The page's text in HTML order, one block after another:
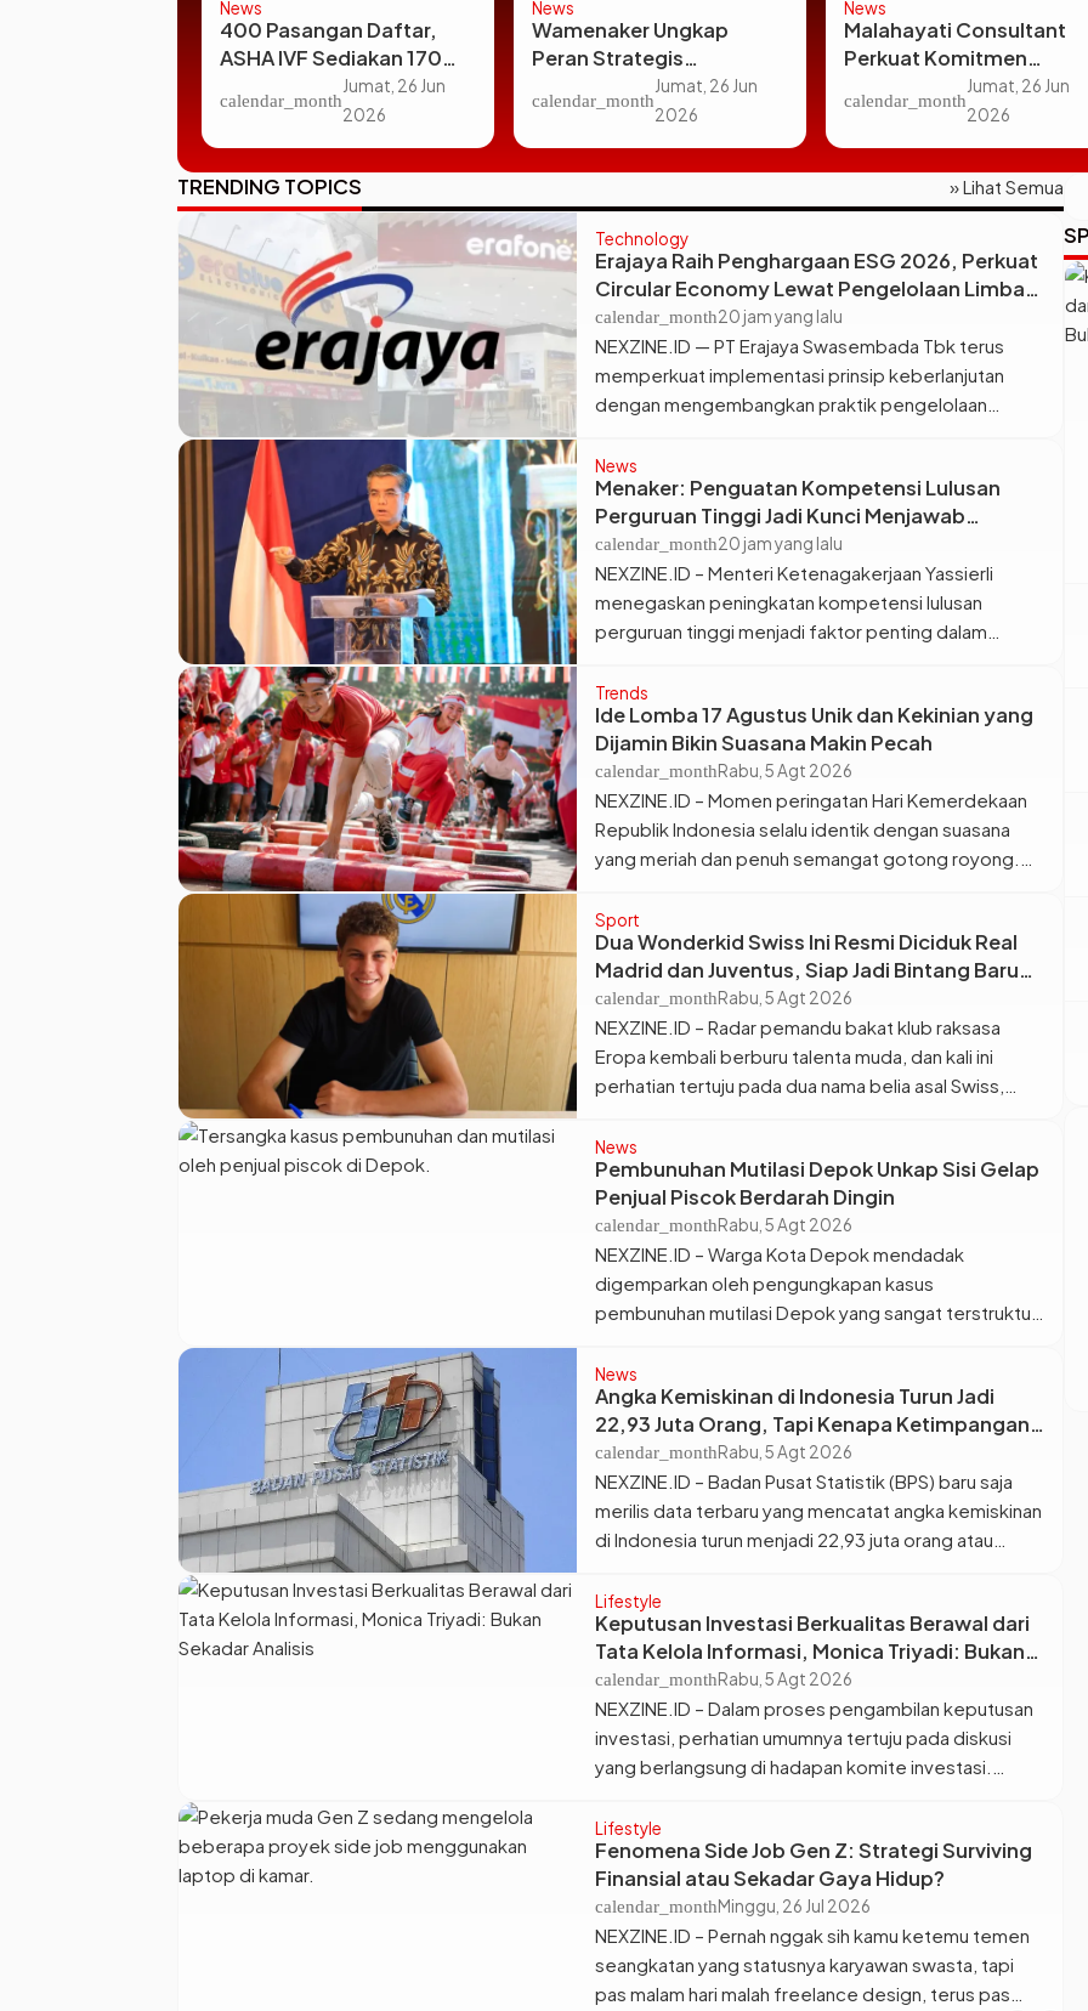
News
400 Pasangan Daftar,
ASHA IVF Sediakan 170
Pemeriksaan Kesuburan
Gratis di Surabaya
calendar_month
Jumat, 26 Jun
2026
News
Wamenaker Ungkap
Peran Strategis
Pariwisata dan Budaya
dalam Membuka
calendar_month
Jumat, 26 Jun
2026
News
Malahayati Consultant
Perkuat Komitmen
Edukasi Keuangan Lewat
Kolaborasi dengan
calendar_month
Jumat, 26 Jun
2026
TRENDING TOPICS » Lihat Semua
Technology
Erajaya Raih Penghargaan ESG 2026, Perkuat
Circular Economy Lewat Pengelolaan Limbah
Berkelanjutan
calendar_month20 jam yang lalu
NEXZINE.ID — PT Erajaya Swasembada Tbk terus
memperkuat implementasi prinsip keberlanjutan
dengan mengembangkan praktik pengelolaan
Upaya tersebut mengantarkan perusahaan meraih
Anugerah Khusus Sektor Barang Konsumen pada
ajang IDX Channel Anugerah ESG 2026. Penghargaan
itu diberikan sebagai bentuk apresiasi atas
komitmen Erajaya dalam menerapkan prinsip
Environmental, Social, and Governance (ESG) di […]
News
Menaker: Penguatan Kompetensi Lulusan
Perguruan Tinggi Jadi Kunci Menjawab
Kebutuhan Dunia Kerja
calendar_month20 jam yang lalu
NEXZINE.ID – Menteri Ketenagakerjaan Yassierli
menegaskan peningkatan kompetensi lulusan
perguruan tinggi menjadi faktor penting dalam
mengalami perubahan. Menurutnya, kualitas
pendidikan harus terus ditingkatkan agar kemampuan
lulusan semakin sesuai dengan tuntutan industri.
Pernyataan tersebut disampaikan Yassierli saat
membuka Rapat Tahunan Asosiasi MIPA LPTK
Indonesia (AM LI) Tahun 2026 yang berlangsung […]
Trends
Ide Lomba 17 Agustus Unik dan Kekinian yang
Dijamin Bikin Suasana Makin Pecah
calendar_monthRabu, 5 Agt 2026
NEXZINE.ID – Momen peringatan Hari Kemerdekaan
Republik Indonesia selalu identik dengan suasana
yang meriah dan penuh semangat gotong royong.
euforia 17-an nggak pernah gagal bikin suasana jadi
lebih hidup. Tapi, jujur aja, kadang lomba yang itu-itu
aja kayak makan kerupuk atau balap karung
konvensional terasa agak membosankan. Kalau […]
Sport
Dua Wonderkid Swiss Ini Resmi Diciduk Real
Madrid dan Juventus, Siap Jadi Bintang Baru
Eropa
calendar_monthRabu, 5 Agt 2026
NEXZINE.ID – Radar pemandu bakat klub raksasa
Eropa kembali berburu talenta muda, dan kali ini
perhatian tertuju pada dua nama belia asal Swiss,
masih sangat muda, keduanya dipastikan melangkah
ke panggung sepak bola paling bergengsi setelah
resmi dipinang oleh Real Madrid dan Juventus.
Langkah berani ini menegaskan […]
News
Pembunuhan Mutilasi Depok Unkap Sisi Gelap
Penjual Piscok Berdarah Dingin
calendar_monthRabu, 5 Agt 2026
NEXZINE.ID – Warga Kota Depok mendadak
digemparkan oleh pengungkapan kasus
pembunuhan mutilasi Depok yang sangat terstruktur
kepolisian ternyata adalah Saepul, seorang pria yang
sehari-harinya dikenal polos serta berprofesi
sebagai penjual pisang cokelat (piscok) di
lingkungan setempat. Siapa yang menyangka, sosok
yang biasa menyapa pembeli dengan ramah dan lugu
[…]
News
Angka Kemiskinan di Indonesia Turun Jadi
22,93 Juta Orang, Tapi Kenapa Ketimpangan
Desa dan Kota Malah Makin Lebar?
calendar_monthRabu, 5 Agt 2026
NEXZINE.ID – Badan Pusat Statistik (BPS) baru saja
merilis data terbaru yang mencatat angka kemiskinan
di Indonesia turun menjadi 22,93 juta orang atau
memperlihatkan penurunan sekitar 430.000 jiwa
dibanding periode September 2025 yang saat itu
menyentuh 23,36 juta orang atau 8,25 persen.
Deputi Bidang Neraca dan Analisis […]
Lifestyle
Keputusan Investasi Berkualitas Berawal dari
Tata Kelola Informasi, Monica Triyadi: Bukan
Sekadar Analisis
calendar_monthRabu, 5 Agt 2026
NEXZINE.ID – Dalam proses pengambilan keputusan
investasi, perhatian umumnya tertuju pada diskusi
yang berlangsung di hadapan komite investasi.
justru banyak ditentukan oleh bagaimana informasi
dikelola jauh sebelum rapat dimulai dan tetap
dikendalikan setelah rapat berakhir. Koordinator
operasional investasi yang berbasis di Singapura
tersebut memperkenalkan hasil rekonstruksi proses
riset perusahaan […]
Lifestyle
Fenomena Side Job Gen Z: Strategi Surviving
Finansial atau Sekadar Gaya Hidup?
calendar_monthMinggu, 26 Jul 2026
NEXZINE.ID – Pernah nggak sih kamu ketemu temen
seangkatan yang statusnya karyawan swasta, tapi
pas malam hari malah freelance design, terus pas